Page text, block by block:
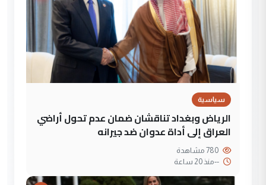
سياسية
الرياض وبغداد تناقشان ضمان عدم تحول أراضي
العراق إلى أداة عدوان ضد جيرانه
--منذ 20 ساعة